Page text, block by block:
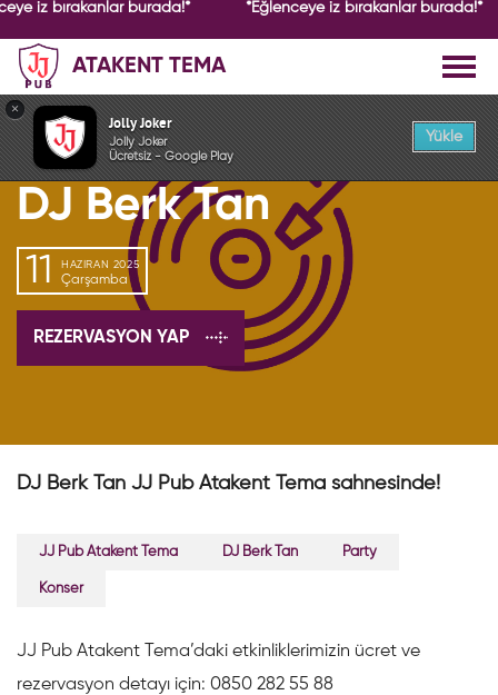
iz bırakanlar burada!* *Eğlenceye iz bırakanlar burada!*
ATAKENT TEMA
GEÇMİŞ ETKİNLİK
DJ Berk Tan
11 HAZIRAN 2025
Çarşamba
REZERVASYON YAP
DJ Berk Tan JJ Pub Atakent Tema sahnesinde!
JJ Pub Atakent Tema DJ Berk Tan Party
Konser
JJ Pub Atakent Tema’daki etkinliklerimizin ücret ve
rezervasyon detayı için: 0850 282 55 88
×
Jolly Joker
Jolly Joker
Ücretsiz - Google Play
Yükle